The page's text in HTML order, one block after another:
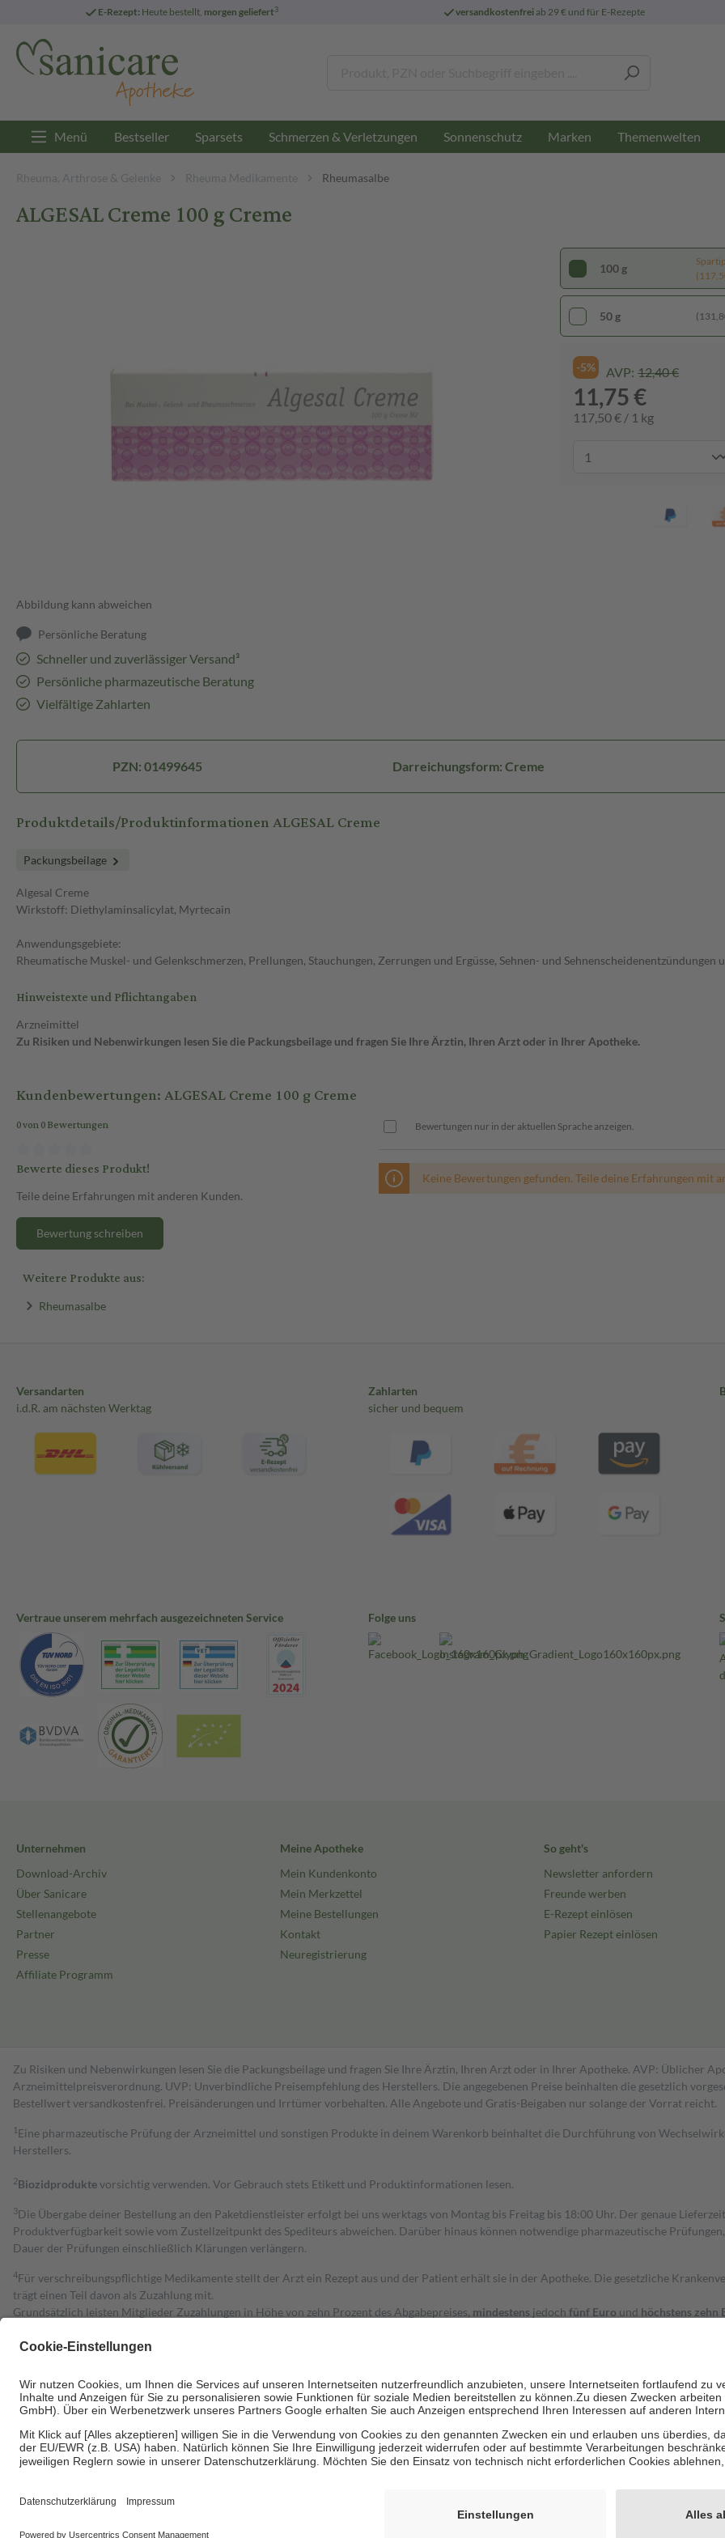
E-Rezept: Heute bestellt, morgen geliefert3 versandkostenfreiab 29 € und für E-Rezepte
Menü Bestseller Sparsets Schmerzen & Verletzungen Sonnenschutz Marken Themenwelten
Rheuma, Arthrose & Gelenke Rheuma Medikamente Rheumasalbe
ALGESAL Creme 100 g Creme
Abbildung kann abweichen
Persönliche Beratung
Schneller und zuverlässiger Versand³
Persönliche pharmazeutische Beratung
Vielfältige Zahlarten
100 g
50 g
-5% AVP: 12,40 €
11,75 €
117,50 € / 1 kg
PZN: 01499645 Darreichungsform: Creme
Produktdetails/Produktinformationen ALGESAL Creme
Packungsbeilage
Algesal Creme
Wirkstoff: Diethylaminsalicylat, Myrtecain
Anwendungsgebiete:
Rheumatische Muskel- und Gelenkschmerzen, Prellungen, Stauchungen, Zerrungen und Ergüsse, Sehnen- und Sehnenscheidenentzündungen
Hinweistexte und Pflichtangaben
Arzneimittel
Zu Risiken und Nebenwirkungen lesen Sie die Packungsbeilage und fragen Sie Ihre Ärztin, Ihren Arzt oder in Ihrer Apotheke.
Kundenbewertungen: ALGESAL Creme 100 g Creme
0 von 0 Bewertungen
Bewerte dieses Produkt!
Teile deine Erfahrungen mit anderen Kunden.
Bewertung schreiben
Bewertungen nur in der aktuellen Sprache anzeigen.
Keine Bewertungen gefunden. Teile deine Erfahrungen mit
Weitere Produkte aus:
Rheumasalbe
Versandarten
i.d.R. am nächsten Werktag
Zahlarten
sicher und bequem
Vertraue unserem mehrfach ausgezeichneten Service Folge uns
Unternehmen
Download-Archiv
Über Sanicare
Stellenangebote
Partner
Presse
Affiliate Programm
Meine Apotheke
Mein Kundenkonto
Mein Merkzettel
Meine Bestellungen
Kontakt
Neuregistrierung
So geht's
Newsletter anfordern
Freunde werben
E-Rezept einlösen
Papier Rezept einlösen
Zu Risiken und Nebenwirkungen lesen Sie die Packungsbeilage und fragen Sie Ihre Ärztin, Ihren Arzt oder in Ihrer Apotheke. AVP: Üblicher
Arzneimittelpreisverordnung. UVP: Unverbindliche Preisempfehlung des Herstellers. Die angegebenen Preise beinhalten die gesetzlich
Bestell­wert versand­kosten­frei. Preisänderungen und Irrtümer vorbehalten. Alle Angebote und Gratis-Beigaben nur solange der Vorrat reicht.
1 Eine pharmazeutische Prüfung der Arzneimittel und sonstigen Produkte in deinem Warenkorb beinhaltet die Durchführung von
Herstellers.
2Biozidproduktevorsichtig verwenden. Vor Gebrauch stets Etikett und Produktinformationen lesen.
3Die Übergabe deiner Bestellung an den Paketdienstleister erfolgt bei uns werktags von Montag bis Freitag bis 18:00 Uhr. Der genaue
Produktverfügbarkeit sowie vom Zustellzeitpunkt des Spediteurs abweichen. Darüber hinaus können notwendige pharmazeutische
Dauer der Prüfungen einschließlich Klärungen verlängern.
4Für verschreibungspflichtige Medikamente stellt der Arzt ein Rezept aus und der Patient erhält sie in der Apotheke. Die gesetzliche
trägt einen Teil davon als Zuzahlung mit.
Grundsätzlich leisten Mitglieder Zuzahlungen in Höhe von zehn Prozent des Abgabepreises, mindestens jedoch fünf Euro und höchstens zehn
Diese Regeln gelten grundsätzlich auch für Online-Apotheken.
Um das Engagement der Versicherten für ihre eigene Gesundheit zu stärken und die besondere Stellung der Familie zu unterstützen, fallen
• Kindern und Jugendlichen bis zum vollendeten 18. Lebensjahr mit Ausnahme der Fahrkosten
• Untersuchungen zur Vorsorge und Früherkennung, die von der GKV getragen werden
• empfohlenen Schutzimpfungen
• Harn- und Blutteststreifen
Informationen findest du hier: https://help.etrusted.com/hc/de/articles/4419944605341